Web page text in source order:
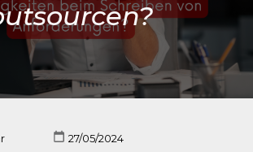
27/05/2024